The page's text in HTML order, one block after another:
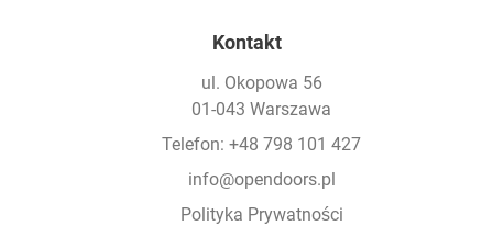
Kontakt
ul. Okopowa 56
01-043 Warszawa
Telefon: +48 798 101 427
info@opendoors.pl
Polityka Prywatności